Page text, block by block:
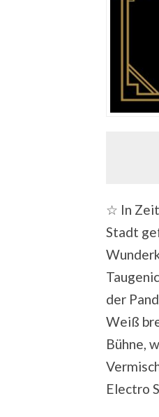
☆ In
Stadt
der
Weiß
Bühne,
Electro